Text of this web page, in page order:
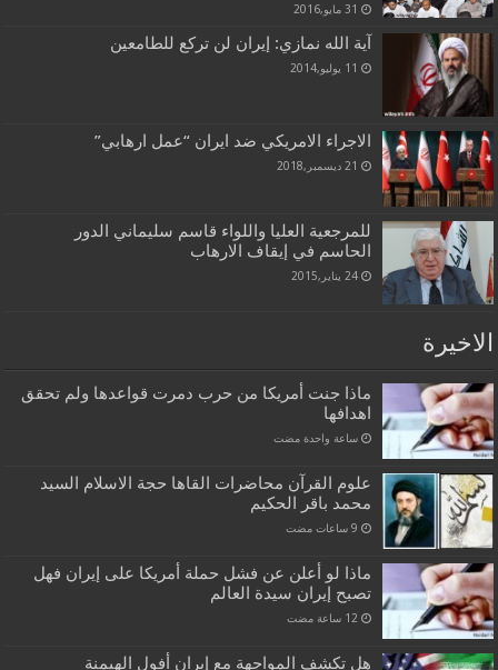
31 مايو,2016
آية الله نمازي: إيران لن تركع للطامعين
11 يوليو,2014
الاجراء الامريكي ضد ايران “عمل ارهابي”
21 ديسمبر,2018
للمرجعية العليا واللواء قاسم سليماني الدور
الحاسم في إيقاف الارهاب
24 يناير,2015
الاخيرة
ماذا جنت أمريكا من حرب دمرت قواعدها ولم تحقق
اهدافها
‏ساعة واحدة مضت
علوم القرآن محاضرات القاها حجة الاسلام السيد
محمد باقر الحكيم
ماذا لو أعلن عن فشل حملة أمريكا على إيران فهل
تصبح إيران سيدة العالم
هل تكشف المواجهة مع إيران أفول الهيمنة